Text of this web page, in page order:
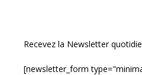
Recevez la Newsletter
[newsletter_form